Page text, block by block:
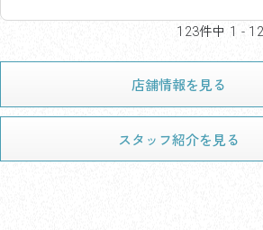
123件中 1 -
店舗情報を見る
スタッフ紹介を見る